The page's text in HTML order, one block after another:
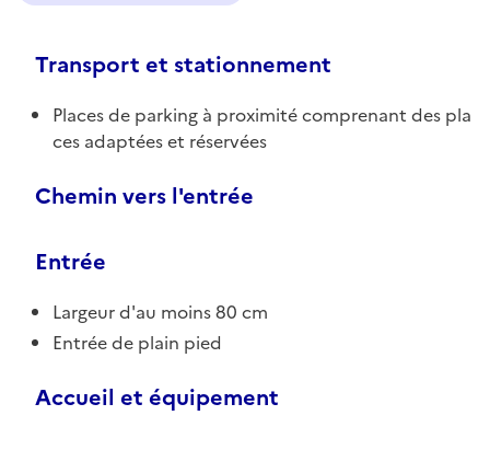
Transport et stationnement
Places de parking à proximité comprenant des pla
ces adaptées et réservées
Chemin vers l'entrée
Entrée
Largeur d'au moins 80 cm
Entrée de plain pied
Accueil et équipement